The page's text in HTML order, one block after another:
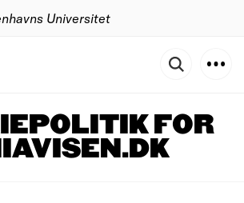
Universitet
FOR